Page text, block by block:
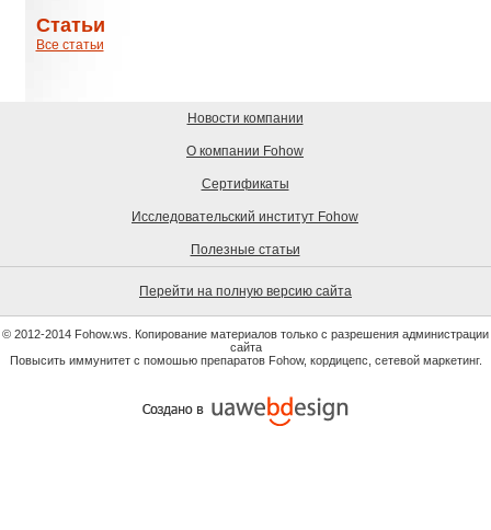
Статьи
Все статьи
Новости компании
О компании Fohow
Сертификаты
Исследовательский институт Fohow
Полезные статьи
Перейти на полную версию сайта
© 2012-2014 Fohow.ws. Копирование материалов только с разрешения администрации
сайта
Повысить иммунитет с помошью препаратов Fohow, кордицепс, сетевой маркетинг.